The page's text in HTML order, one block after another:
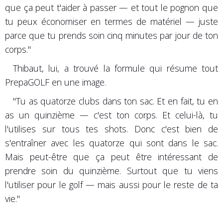
que ça peut t'aider à passer — et tout le pognon que
tu peux économiser en termes de matériel — juste
parce que tu prends soin cinq minutes par jour de ton
corps."
Thibaut, lui, a trouvé la formule qui résume tout
PrepaGOLF en une image.
"Tu as quatorze clubs dans ton sac. Et en fait, tu en
as un quinzième — c'est ton corps. Et celui-là, tu
l'utilises sur tous tes shots. Donc c'est bien de
s'entraîner avec les quatorze qui sont dans le sac.
Mais peut-être que ça peut être intéressant de
prendre soin du quinzième. Surtout que tu viens
l'utiliser pour le golf — mais aussi pour le reste de ta
vie."